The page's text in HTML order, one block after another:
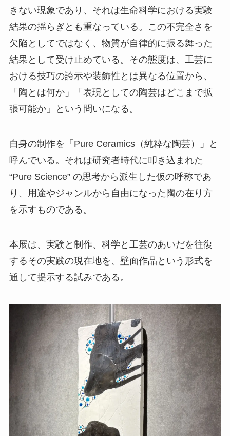
きない現象であり、それは生命科学における実験
結果の揺らぎとも重なっている。この不完全さを
欠陥としてではなく、物質が自律的に振る舞った
結果として受け止めている。その態度は、工芸に
おける技巧の誇示や装飾性とは異なる位置から、
「陶とは何か」「表現としての陶芸はどこまで拡
張可能か」という問いになる。
自身の制作を「Pure Ceramics（純粋な陶芸）」と
呼んでいる。それは研究者時代に叩き込まれた
“Pure Science” の思考から派生した仮の呼称であ
り、用途やジャンルから自由になった陶の在り方
を示すものである。
本展は、実験と制作、科学と工芸のあいだを往復
するその実践の現在地を、壁面作品という形式を
通して提示する試みである。